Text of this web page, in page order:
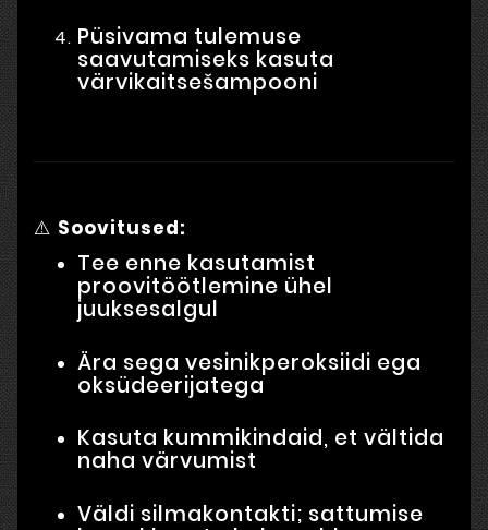
Püsivama tulemuse
saavutamiseks kasuta
värvikaitsešampooni
⚠️ Soovitused:
Tee enne kasutamist
proovitöötlemine ühel
juuksesalgul
Ära sega vesinikperoksiidi ega
oksüdeerijatega
Kasuta kummikindaid, et vältida
naha värvumist
Väldi silmakontakti; sattumise